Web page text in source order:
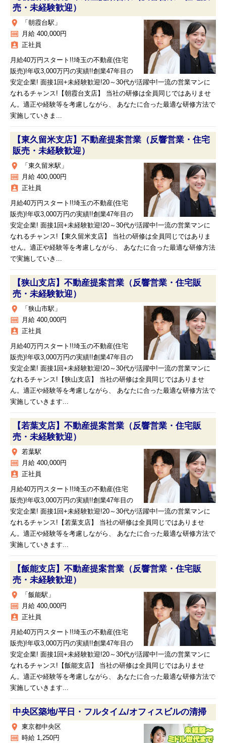
売・未経験歓迎）
place 「朝霞台駅」
money 月給 400,000円
assignment_ind 正社員
月給40万円スタート!!埼玉の不動産(住宅
販売)!年収3,000万円の実績!!創業47年目の
安定企業! 面接1回+未経験歓迎!20～30代が活躍中!一流の営業マンに
なれるチャンス!【朝霞台支店】 当社の研修は全員同じではありませ
ん。適正や経験等を考慮しながら、 あなたに合った最適な研修方法で
実施していきま...
【東久留米支店】不動産提案営業（反響営業・住宅
販売・未経験歓迎）
place 「東久留米駅」
money 月給 400,000円
assignment_ind 正社員
月給40万円スタート!!埼玉の不動産(住宅
販売)!年収3,000万円の実績!!創業47年目の
安定企業! 面接1回+未経験歓迎!20～30代が活躍中!一流の営業マンに
なれるチャンス!【東久留米支店】 当社の研修は全員同じではありま
せん。適正や経験等を考慮しながら、 あなたに合った最適な研修方法
で実施していき...
【狭山支店】不動産提案営業（反響営業・住宅販
売・未経験歓迎）
place 「狭山市駅」
money 月給 400,000円
assignment_ind 正社員
月給40万円スタート!!埼玉の不動産(住宅
販売)!年収3,000万円の実績!!創業47年目の
安定企業! 面接1回+未経験歓迎!20～30代が活躍中!一流の営業マンに
なれるチャンス!【狭山支店】 当社の研修は全員同じではありませ
ん。適正や経験等を考慮しながら、 あなたに合った最適な研修方法で
実施していきます...
【若葉支店】不動産提案営業（反響営業・住宅販
売・未経験歓迎）
place 若葉駅
money 月給 400,000円
assignment_ind 正社員
月給40万円スタート!!埼玉の不動産(住宅
販売)!年収3,000万円の実績!!創業47年目の
安定企業! 面接1回+未経験歓迎!20～30代が活躍中!一流の営業マンに
なれるチャンス!【若葉支店】 当社の研修は全員同じではありませ
ん。適正や経験等を考慮しながら、 あなたに合った最適な研修方法で
実施していきます...
【飯能支店】不動産提案営業（反響営業・住宅販
売・未経験歓迎）
place 「飯能駅」
money 月給 400,000円
assignment_ind 正社員
月給40万円スタート!!埼玉の不動産(住宅
販売)!年収3,000万円の実績!!創業47年目の
安定企業! 面接1回+未経験歓迎!20～30代が活躍中!一流の営業マンに
なれるチャンス!【飯能支店】 当社の研修は全員同じではありませ
ん。適正や経験等を考慮しながら、 あなたに合った最適な研修方法で
実施していきます...
中央区築地/平日・フルタイム/オフィスビルの清掃
place 東京都中央区
money 時給 1,250円